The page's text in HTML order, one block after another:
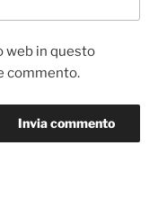
web in questo
commento.